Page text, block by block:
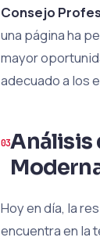
Consejo
una página ha
mayor
adecuado a los
Análisis
Hoy en día, la
encuentra en la